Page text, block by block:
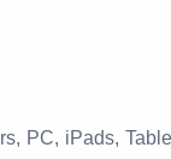
PC, iPads,